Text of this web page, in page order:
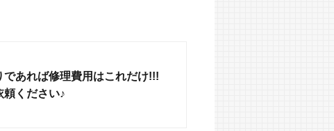
であれば修理費用はこれだけ!!!
頼ください♪